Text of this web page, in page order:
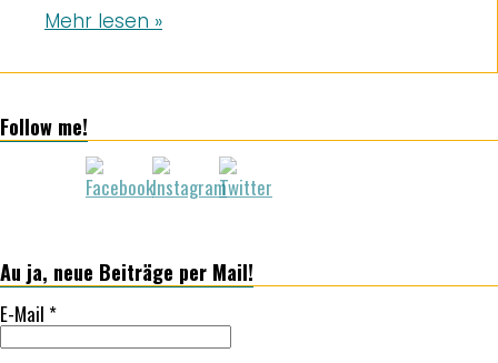
Mehr lesen »
Follow me!
Au ja, neue Beiträge per Mail!
E-Mail *